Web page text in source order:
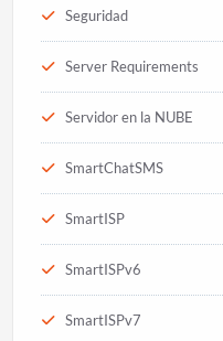
Seguridad
Server Requirements
Servidor en la NUBE
SmartChatSMS
SmartISP
SmartISPv6
SmartISPv7